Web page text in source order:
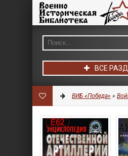
ВСЕ
ВИБ «Победа» »